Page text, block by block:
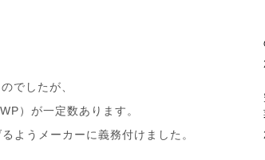
でしたが、
）が一定数あります。
ようメーカーに義務付けました。